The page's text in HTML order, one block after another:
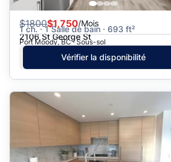
$1800$1,750/Mois
1 ch. · 1 Salle de bain · 693 ft²
2106 St George St
Port Moody, BC · Sous-sol
Vérifier la disponibilité